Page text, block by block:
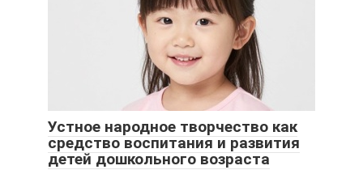
Устное народное творчество как
средство воспитания и развития
детей дошкольного возраста